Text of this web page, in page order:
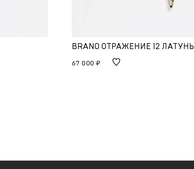
BRANO ОТРАЖЕНИЕ 12 ЛАТУНЬ
67 000 ₽